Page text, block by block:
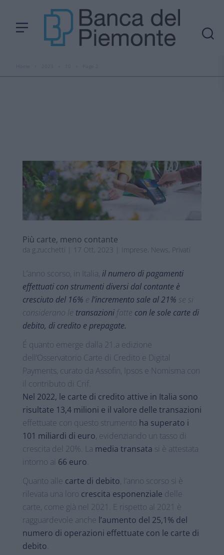
Più carte, meno contante
da g.zucchetti 17 Ott, 2023 Imprese, News, Privati
L’anno scorso, in Italia, il numero di pagamenti
effettuati con strumenti diversi dal contante è
cresciuto del 16% e l’incremento sale al 21% se si
considerano le transazionifatte con le sole carte di
debito, di credito e prepagate.
É quanto emerge dalla 21.a edizione
dell’Osservatorio Carte di Credito e Digital
Payments, curato da Assofin, Ipsos e Nomisma con
il contributo di Crif.
Nel 2022, le carte di credito attive in Italia sono
risultate 13,4 milioni e il valore delle transazioni
effettuate con questo strumento ha superato i
101 miliardi di euro, evidenziando un tasso di
crescita del 20%. La media transata si è attestata
intorno ai 66 euro
Quanto alle carte di debito, l’anno scorso si è
rilevata una loro crescita esponenziale delle
carte, come già nel 2021. E rispetto al 2021 è
ragguardevole anche l’aumento del 25,1% del
numero di operazioni effettuate con le carte di
debito